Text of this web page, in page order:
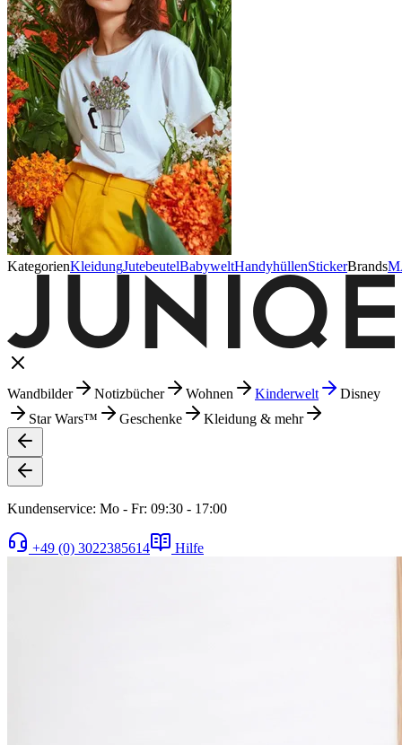
KategorienKleidungJutebeutelBabyweltHandyhüllenStickerBrands
Wandbilder Notizbücher Wohnen Kinderwelt
Disney
Star Wars™
Geschenke Kleidung & mehr
Kundenservice: Mo - Fr: 09:30 - 17:00
+49 (0) 3022385614 Hilfe